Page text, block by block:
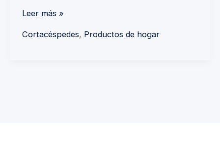
Leer más »
Cortacéspedes, Productos de hogar